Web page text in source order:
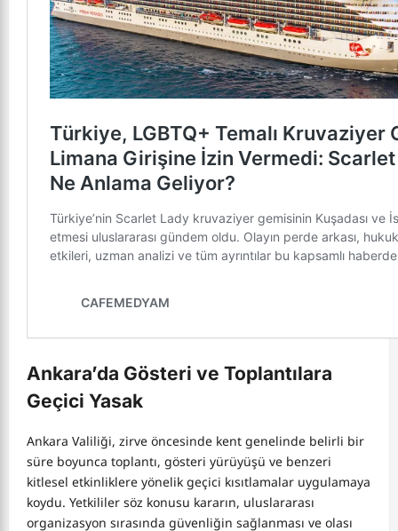
Ankara’da Gösteri ve Toplantılara
Geçici Yasak
Ankara Valiliği, zirve öncesinde kent genelinde belirli bir
süre boyunca toplantı, gösteri yürüyüşü ve benzeri
kitlesel etkinliklere yönelik geçici kısıtlamalar uygulamaya
koydu. Yetkililer söz konusu kararın, uluslararası
organizasyon sırasında güvenliğin sağlanması ve olası